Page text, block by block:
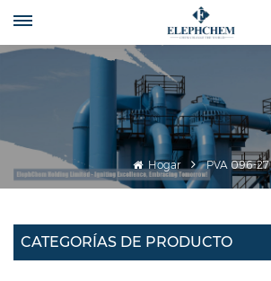
Hogar PVA 096-27
CATEGORÍAS DE PRODUCTO